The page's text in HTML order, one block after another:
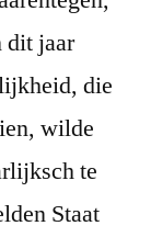
dit jaar
die
wilde
te
Staat